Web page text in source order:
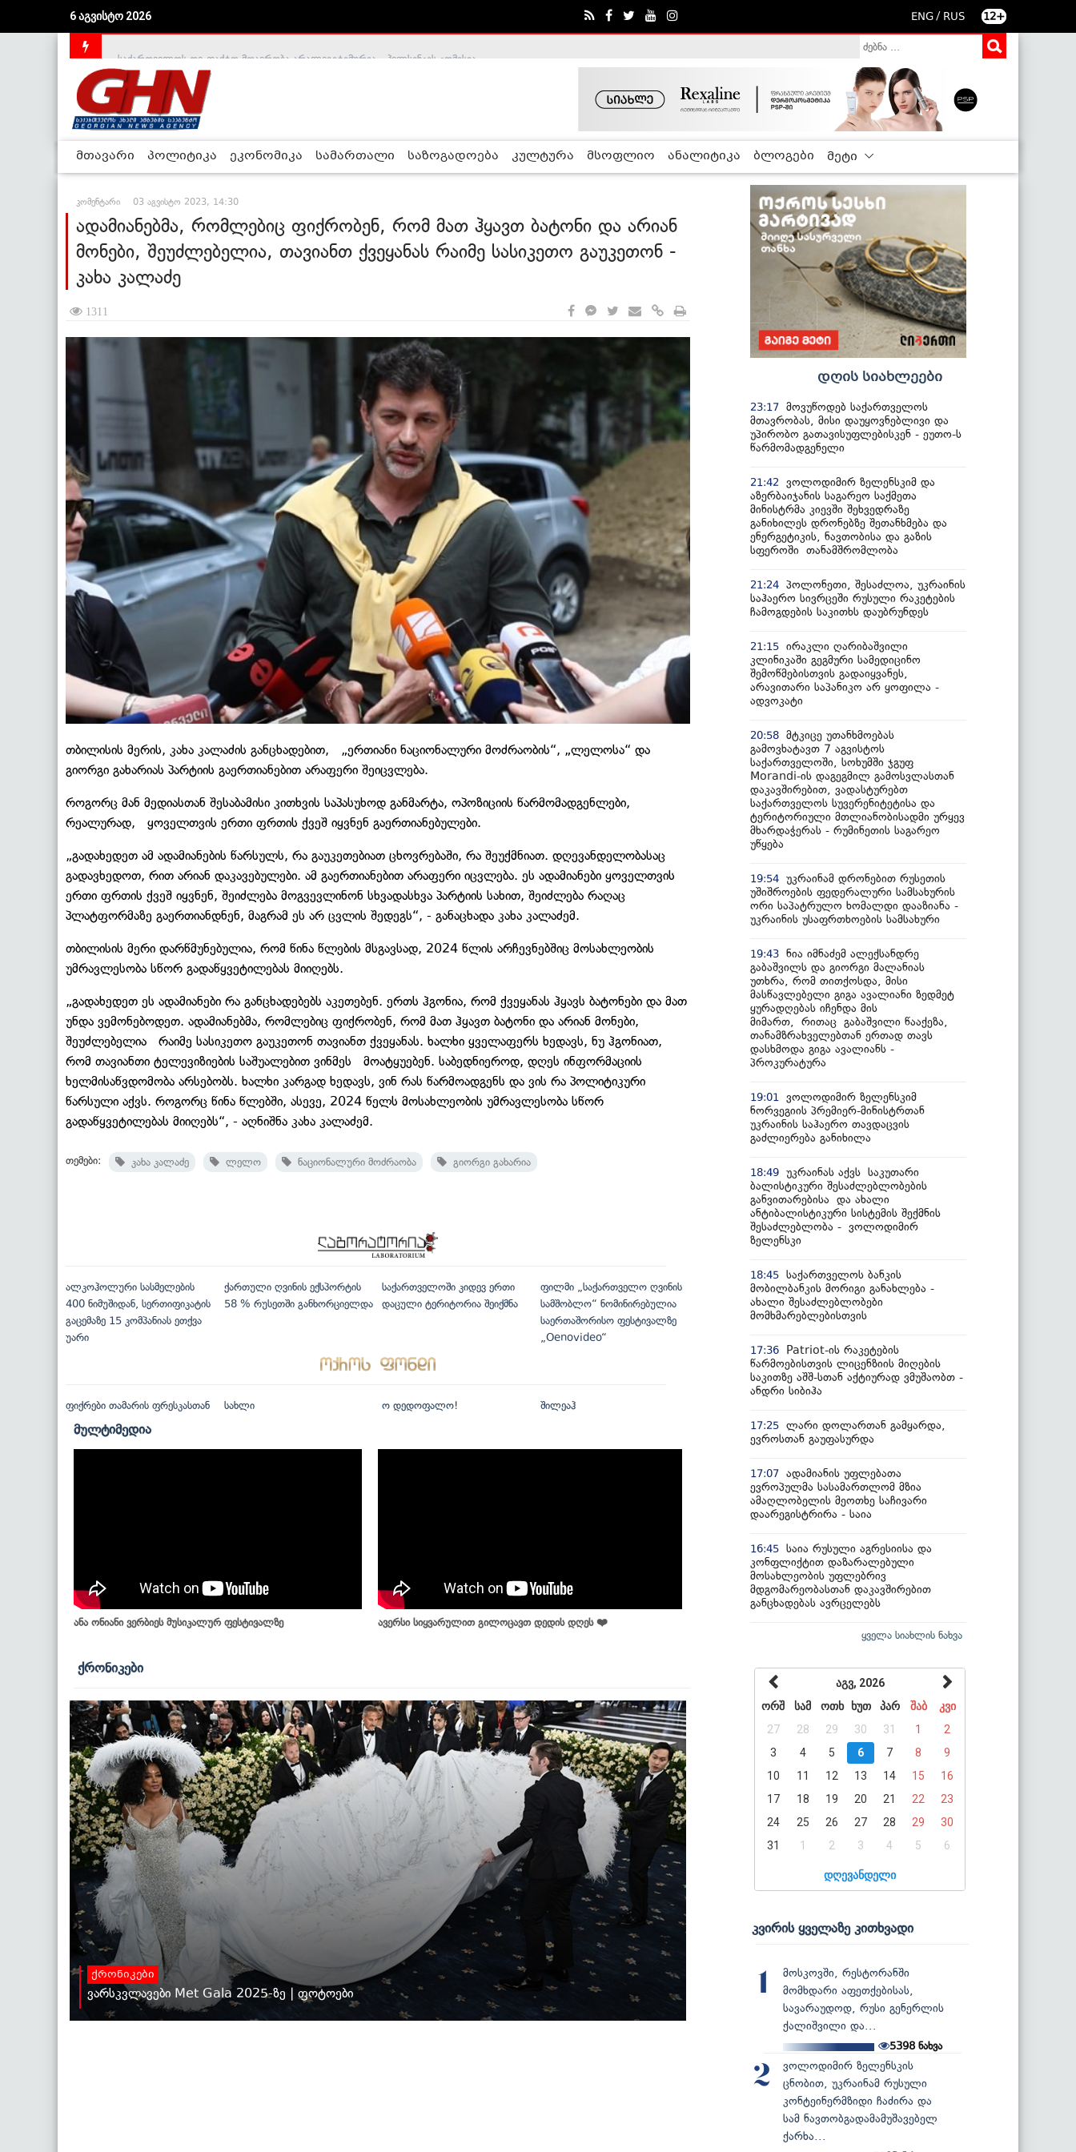
6 აგვისტო 2026 ENG / RUS 12+
მთავარი პოლიტიკა ეკონომიკა სამართალი საზოგადოება კულტურა მსოფლიო ანალიტიკა ბლოგები მეტი
კომენტარი 03 აგვისტო 2023, 14:30
ადამიანებმა, რომლებიც ფიქრობენ, რომ მათ ჰყავთ ბატონი და არიან
მონები, შეუძლებელია, თავიანთ ქვეყანას რაიმე სასიკეთო გაუკეთონ -
კახა კალაძე
1311
თბილისის მერის, კახა კალაძის განცხადებით, „ერთიანი ნაციონალური მოძრაობის“, „ლელოსა“ და
გიორგი გახარიას პარტიის გაერთიანებით არაფერი შეიცვლება.
როგორც მან მედიასთან შესაბამისი კითხვის საპასუხოდ განმარტა, ოპოზიციის წარმომადგენლები,
რეალურად, ყოველთვის ერთი ფრთის ქვეშ იყვნენ გაერთიანებულები.
„გადახედეთ ამ ადამიანების წარსულს, რა გაუკეთებიათ ცხოვრებაში, რა შეუქმნიათ. დღევანდელობასაც
გადავხედოთ, რით არიან დაკავებულები. ამ გაერთიანებით არაფერი იცვლება. ეს ადამიანები ყოველთვის
ერთი ფრთის ქვეშ იყვნენ, შეიძლება მოგვევლინონ სხვადასხვა პარტიის სახით, შეიძლება რაღაც
პლატფორმაზე გაერთიანდნენ, მაგრამ ეს არ ცვლის შედეგს“, - განაცხადა კახა კალაძემ.
თბილისის მერი დარწმუნებულია, რომ წინა წლების მსგავსად, 2024 წლის არჩევნებშიც მოსახლეობის
უმრავლესობა სწორ გადაწყვეტილებას მიიღებს.
„გადახედეთ ეს ადამიანები რა განცხადებებს აკეთებენ. ერთს ჰგონია, რომ ქვეყანას ჰყავს ბატონები და მათ
უნდა ვემონებოდეთ. ადამიანებმა, რომლებიც ფიქრობენ, რომ მათ ჰყავთ ბატონი და არიან მონები,
შეუძლებელია რაიმე სასიკეთო გაუკეთონ თავიანთ ქვეყანას. ხალხი ყველაფერს ხედავს, ნუ ჰგონიათ,
რომ თავიანთი ტელევიზიების საშუალებით ვინმეს მოატყუებენ. საბედნიეროდ, დღეს ინფორმაციის
ხელმისაწვდომობა არსებობს. ხალხი კარგად ხედავს, ვინ რას წარმოადგენს და ვის რა პოლიტიკური
წარსული აქვს. როგორც წინა წლებში, ასევე, 2024 წელს მოსახლეობის უმრავლესობა სწორ
გადაწყვეტილებას მიიღებს“, - აღნიშნა კახა კალაძემ.
თემები: კახა კალაძე ლელო ნაციონალური მოძრაობა გიორგი გახარია
ალკოჰოლური სასმელების
400 ნიმუშიდან, სერთიფიკატის
გაცემაზე 15 კომპანიას ეთქვა
უარი
ქართული ღვინის ექსპორტის
58 % რუსეთში განხორციელდა
საქართველოში კიდევ ერთი
დაცული ტერიტორია შეიქმნა
ფილმი „საქართველო ღვინის
სამშობლო“ ნომინირებულია
საერთაშორისო ფესტივალზე
„Oenovideo“
ფიქრები თამარის ფრესკასთან სახლი ო დედოფალო! შილეაჰ
მულტიმედია
ანა ონიანი ვერბიეს მუსიკალურ ფესტივალზე ავერსი სიყვარულით გილოცავთ დედის დღეს ❤️
ქრონიკები
ქრონიკები
ვარსკვლავები Met Gala 2025-ზე | ფოტოები
დღის სიახლეები
23:17 მოვუწოდებ საქართველოს
მთავრობას, მისი დაუყოვნებლივი და
უპირობო გათავისუფლებისკენ - ეუთო-ს
წარმომადგენელი
21:42
ვოლოდიმირ ზელენსკიმ და
აზერბაიჯანის საგარეო საქმეთა
მინისტრმა კიევში შეხვედრაზე
განიხილეს დრონებზე შეთანხმება და
ენერგეტიკის, ნავთობისა და გაზის
სფეროში თანამშრომლობა
21:24 პოლონეთი, შესაძლოა, უკრაინის
საჰაერო სივრცეში რუსული რაკეტების
ჩამოგდების საკითხს დაუბრუნდეს
21:15 ირაკლი ღარიბაშვილი
კლინიკაში გეგმური სამედიცინო
შემოწმებისთვის გადაიყვანეს,
არავითარი საპანიკო არ ყოფილა -
ადვოკატი
20:58 მტკიცე უთანხმოებას
გამოვხატავთ 7 აგვისტოს
საქართველოში, სოხუმში ჯგუფ
Morandi-ის დაგეგმილ გამოსვლასთან
დაკავშირებით, ვადასტურებთ
საქართველოს სუვერენიტეტისა და
ტერიტორიული მთლიანობისადმი ურყევ
მხარდაჭერას - რუმინეთის საგარეო
უწყება
19:54 უკრაინამ დრონებით რუსეთის
უშიშროების ფედერალური სამსახურის
ორი საპატრულო ხომალდი დააზიანა -
უკრაინის უსაფრთხოების სამსახური
19:43 ნია იმნაძემ ალექსანდრე
გაბაშვილს და გიორგი მალანიას
უთხრა, რომ თითქოსდა, მისი
მასწავლებელი გიგა ავალიანი ზედმეტ
ყურადღებას იჩენდა მის
მიმართ, რითაც გაბაშვილი წააქეზა,
თანამზრახველებთან ერთად თავს
დასხმოდა გიგა ავალიანს -
პროკურატურა
19:01
ვოლოდიმირ ზელენსკიმ
ნორვეგიის პრემიერ-მინისტრთან
უკრაინის საჰაერო თავდაცვის
გაძლიერება განიხილა
18:49 უკრაინას აქვს საკუთარი
ბალისტიკური შესაძლებლობების
განვითარებისა და ახალი
ანტიბალისტიკური სისტემის შექმნის
შესაძლებლობა - ვოლოდიმირ
ზელენსკი
18:45 საქართველოს ბანკის
მობილბანკის მორიგი განახლება -
ახალი შესაძლებლობები
მომხმარებლებისთვის
17:36
Patriot-ის რაკეტების
წარმოებისთვის ლიცენზიის მიღების
საკითზე აშშ-სთან აქტიურად ვმუშაობთ -
ანდრი სიბიჰა
17:25 ლარი დოლართან გამყარდა,
ევროსთან გაუფასურდა
17:07 ადამიანის უფლებათა
ევროპულმა სასამართლომ მზია
ამაღლობელის მეოთხე საჩივარი
დაარეგისტრირა - საია
16:45 საია რუსული აგრესიისა და
კონფლიქტით დაზარალებული
მოსახლეობის უფლებრივ
მდგომარეობასთან დაკავშირებით
განცხადებას ავრცელებს
ყველა სიახლის ნახვა
აგვ, 2026
ორშ
სამ ოთხ ხუთ პარ შაბ
კვი
27
28 29 30 31 1
2
3
4 5 6 7 8
9
10
11 12 13 14 15
16
17
18 19 20 21 22
23
24
25 26 27 28 29
30
31
1 2 3 4 5 6
დღევანდელი
კვირის ყველაზე კითხვადი
1
მოსკოვში, რესტორანში
მომხდარი აფეთქებისას,
სავარაუდოდ, რუსი გენერლის
ქალიშვილი და...
5398 ნახვა
2
ვოლოდიმირ ზელენსკის
ცნობით, უკრაინამ რუსული
კონტეინერმზიდი ჩაძირა და
სამ ნავთობგადამამუშავებელ
ქარხა...